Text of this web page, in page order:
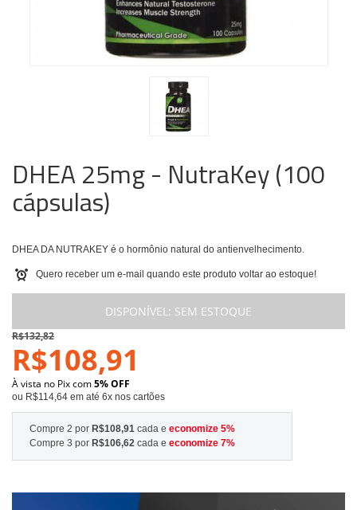
DHEA 25mg - NutraKey (100
cápsulas)
DHEA DA NUTRAKEY é o hormônio natural do antienvelhecimento.
Quero receber um e-mail quando este produto voltar ao estoque!
DISPONÍVEL: SEM ESTOQUE
R$132,82
R$108,91
À vista no Pix com5% OFF
ou R$114,64 em até 6x nos cartões
Compre 2 por R$108,91 cada e economize 5%
Compre 3 por R$106,62 cada e economize 7%